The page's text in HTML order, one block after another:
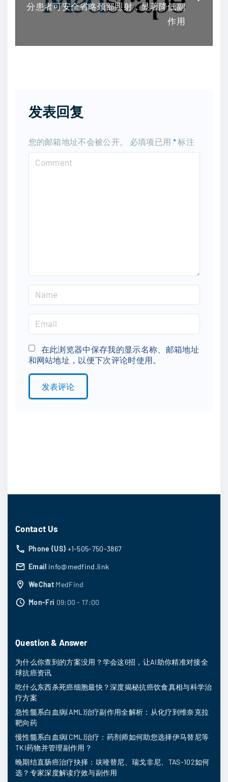
分患者可安全省略颈部照射，显著降低副
作用
发表回复
您的邮箱地址不会被公开。 必填项已用 *标注
a
e
*
m
a
i
l
在此浏览器中保存我的显示名称、邮箱地址
和网站地址，以便下次评论时使用。
Contact Us
Phone (US) +1-505-750-3867
Email info@medfind.link
WeChat MedFind
Mon-Fri 09:00 - 17:00
Question & Answer
为什么你查到的方案没用？学会这6招，让AI助你精准对接全
球抗癌资讯
吃什么东西杀死癌细胞最快？深度揭秘抗癌饮食真相与科学治
疗方案
急性髓系白血病(AML)治疗副作用全解析：从化疗到维奈克拉
靶向药
慢性髓系白血病(CML)治疗：药剂师如何助您选择伊马替尼等
TKI药物并管理副作用？
晚期结直肠癌治疗抉择：呋喹替尼、瑞戈非尼、TAS-102如何
选？专家深度解读疗效与副作用